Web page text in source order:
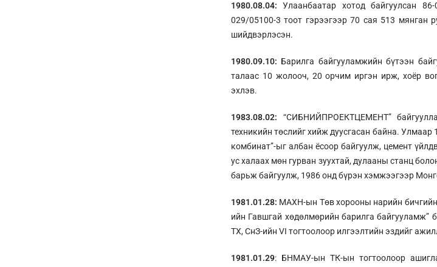
1980.08.04:Улаанбаатар хотод байгуулсан
029/05100-3 тоот гэрээгээр 70 сая 513 мянган
шийдвэрлэсэн.
1980.09.10: Барилга байгууламжийн бүтээн
талаас 10 жолооч, 20 орчим иргэн ирж, хоёр
эхлэв.
1983.08.02: “СИБНИЙПРОЕКТЦЕМЕНТ”
техникийн төслийг хийж дуусгасан байна.
комбинат”-ыг албан ёсоор байгуулж, цемент
ус халаах мөн гурван зуухтай, дулааны станц
барьж байгуулж, 1986 онд бүрэн хэмжээгээр
1981.01.28: МАХН-ын Төв хорооны нарийн бичгийн
ийн Гавшгай хөдөлмөрийн барилга
ТХ, СнЗ-ийн VI тогтоолоор илгээлтийн эздийг
1981.01.29: БНМАУ-ын ТК-ын тогтоолоор